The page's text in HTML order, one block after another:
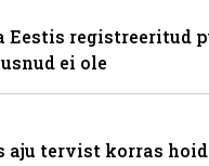
Eestis registreeritud
ei ole
aju tervist korras